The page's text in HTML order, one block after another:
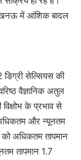
में आंशिक बादल
सेल्सियस की
वैज्ञानिक अतुल
के प्रभाव से
और न्यूनतम
को अधिकतम तापमान
तापमान 1.7